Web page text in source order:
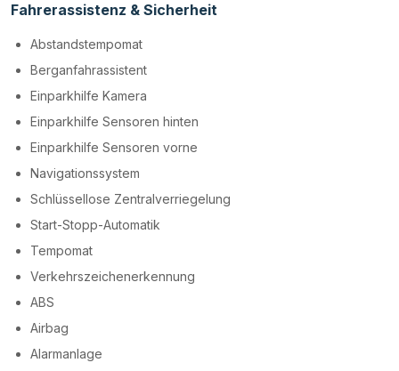
Fahrerassistenz & Sicherheit
Abstandstempomat
Berganfahrassistent
Einparkhilfe Kamera
Einparkhilfe Sensoren hinten
Einparkhilfe Sensoren vorne
Navigationssystem
Schlüssellose Zentralverriegelung
Start-Stopp-Automatik
Tempomat
Verkehrszeichenerkennung
ABS
Airbag
Alarmanlage